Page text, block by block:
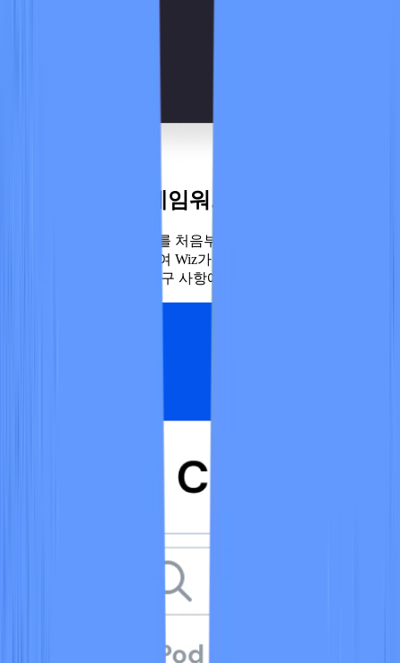
사용자 정의 프레임워크
사용자 정의 프레임워크를 처음부터 만들거나 기본 제공 프레
임워크 템플릿을 사용하여 Wiz가 귀사의 규정 준수 상태를 평
가하여 조직의 고유한 요구 사항에 맞게 조정할 수 있습니다.